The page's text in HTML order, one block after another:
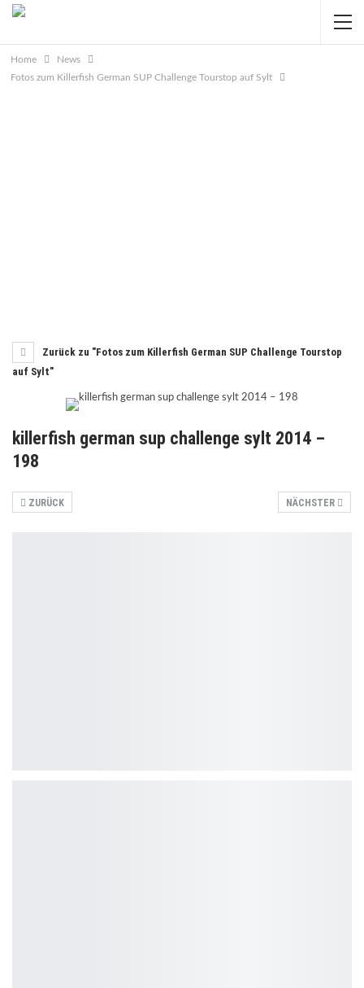
Home
News
Fotos zum Killerfish German SUP Challenge Tourstop auf Sylt
Zurück zu "Fotos zum Killerfish German SUP Challenge Tourstop
auf Sylt"
killerfish german sup challenge sylt 2014 –
198
NÄCHSTER
ZURÜCK